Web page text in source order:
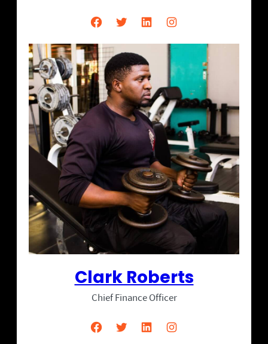
Facebook Twitter LinkedIn Instagram
Clark Roberts
Chief Finance Officer
Facebook Twitter LinkedIn Instagram